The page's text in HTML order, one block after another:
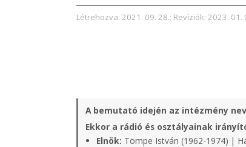
Létrehozva: 2021. 09. 28.; Revíziók: 2023. 01.
A bemutató idején az intézmény
Ekkor a rádió és osztályainak
Elnök: Tömpe István (1962-1974) |